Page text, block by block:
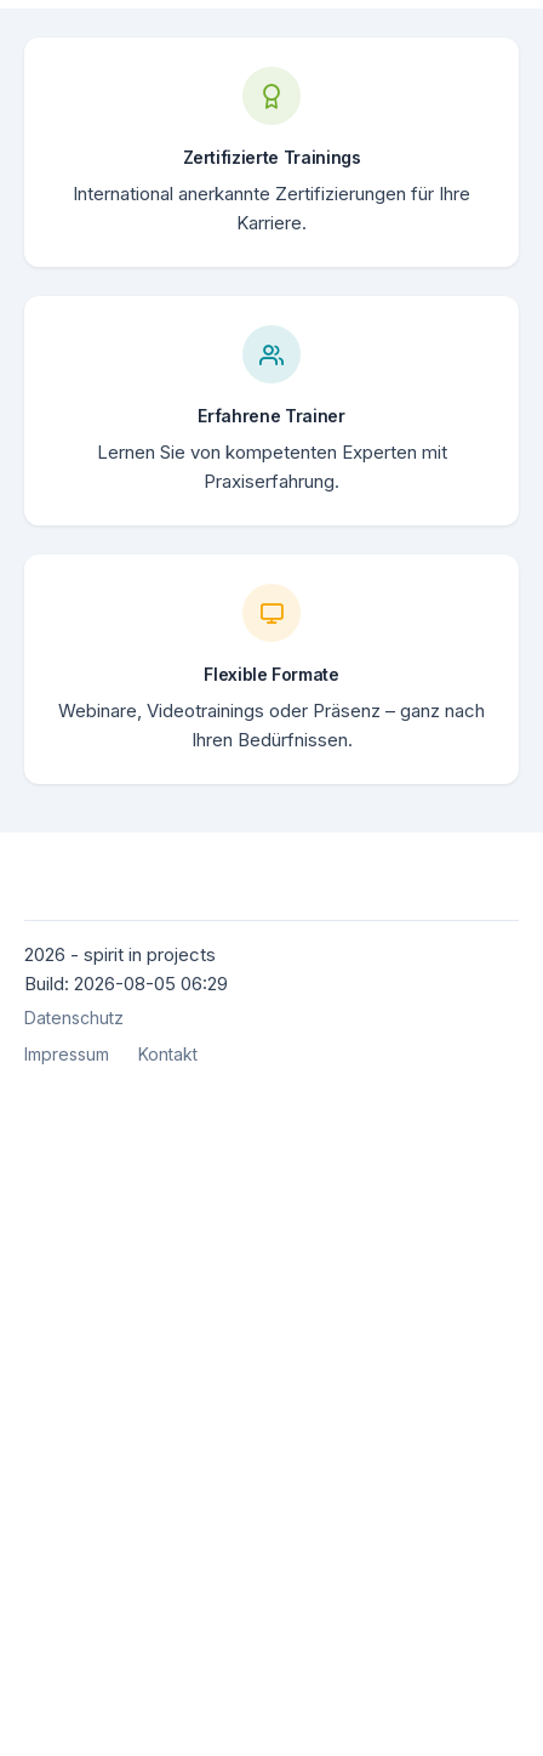
Zertifizierte Trainings
International anerkannte Zertifizierungen für Ihre
Karriere.
Erfahrene Trainer
Lernen Sie von kompetenten Experten mit
Praxiserfahrung.
Flexible Formate
Webinare, Videotrainings oder Präsenz – ganz nach
Ihren Bedürfnissen.
2026 - spirit in projects
Build: 2026-08-05 06:29
Datenschutz
Impressum
Kontakt